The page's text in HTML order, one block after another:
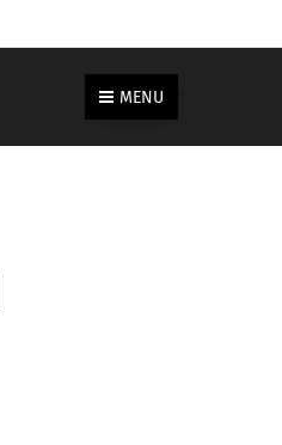
MENU